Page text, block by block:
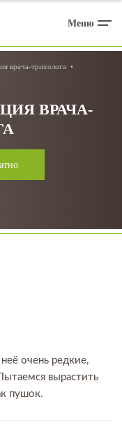
Меню
врача-трихолога
ВРАЧА-
очень редкие,
вырастить
пушок.